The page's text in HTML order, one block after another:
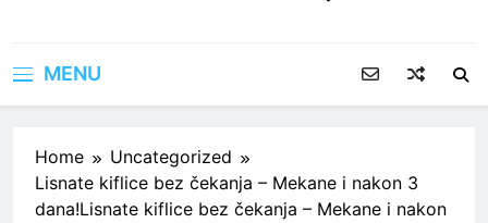
MENU
Home
Uncategorized
Lisnate kiflice bez čekanja – Mekane i nakon 3
dana!Lisnate kiflice bez čekanja – Mekane i nakon